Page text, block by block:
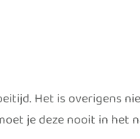
Het is overigens
je deze nooit in het